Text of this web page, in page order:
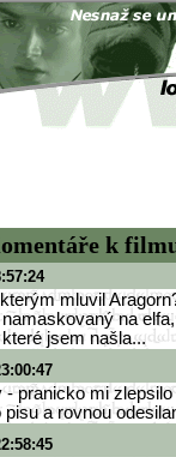
k
mluvil
na
jsem našla...
pranicko mi
pisu a rovnou